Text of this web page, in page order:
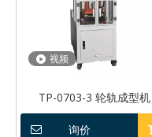
视频
TP-0703-3 轮轨成型机
询价